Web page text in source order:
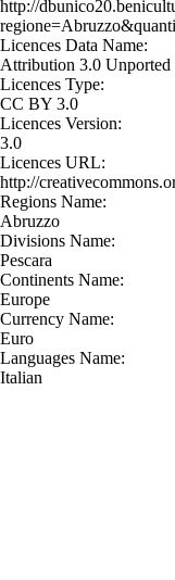
http://
Licences Data Name:
Attribution 3.0 Unported
Licences Type:
CC BY 3.0
Licences Version:
3.0
Licences URL:
http://
Regions Name:
Abruzzo
Divisions Name:
Pescara
Continents Name:
Europe
Currency Name:
Euro
Languages Name:
Italian